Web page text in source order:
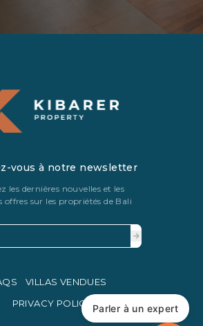
vous à notre newsletter
les dernières nouvelles et les
offres sur les propriétés de Bali
VILLAS VENDUES
PRIVACY POLICY Parler à un expert